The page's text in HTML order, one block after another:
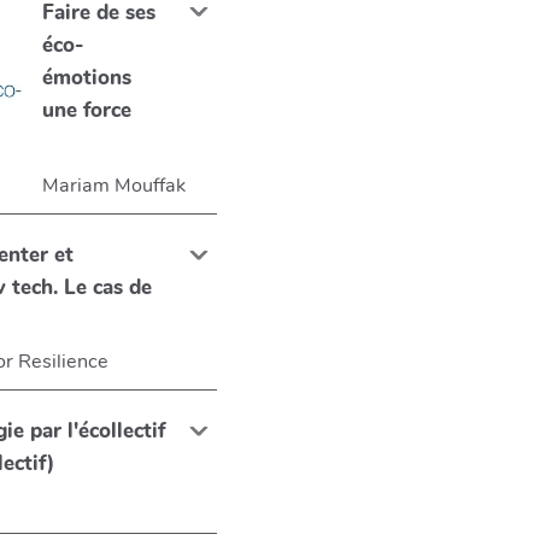
Faire de ses
éco-
émotions
une force
Mariam Mouffak
et
Le cas de
Resilience
par l'écollectif